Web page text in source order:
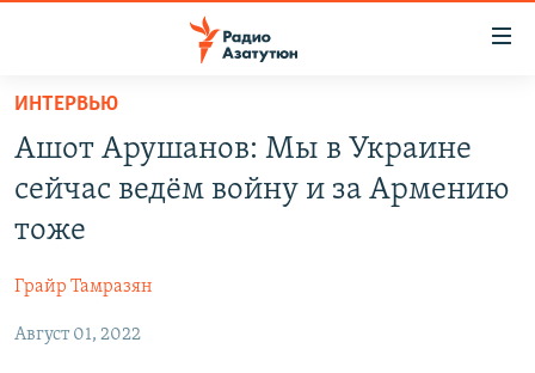
Перейти
основному
содержанию
основной
навигации
Перейти
ЭКОНОМИКА
РЕГИОН
ИНТЕРВЬЮ
Ашот Арушанов: Мы в Украине
сейчас ведём войну и за Армению
тоже
Грайр Тамразян
Август 01, 2022